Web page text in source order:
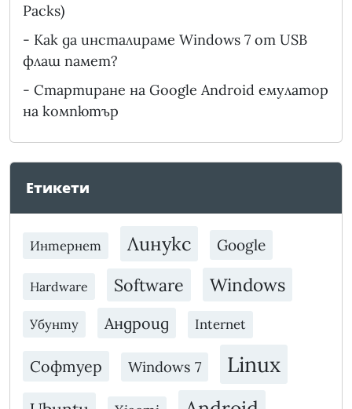
Packs)
- Как да инсталираме Windows 7 от USB
флаш памет?
- Стартиране на Google Android емулатор
на компютър
Етикети
Интернет Линукс Google
Hardware Software Windows
Убунту Андроид Internet
Софтуер Windows 7 Linux